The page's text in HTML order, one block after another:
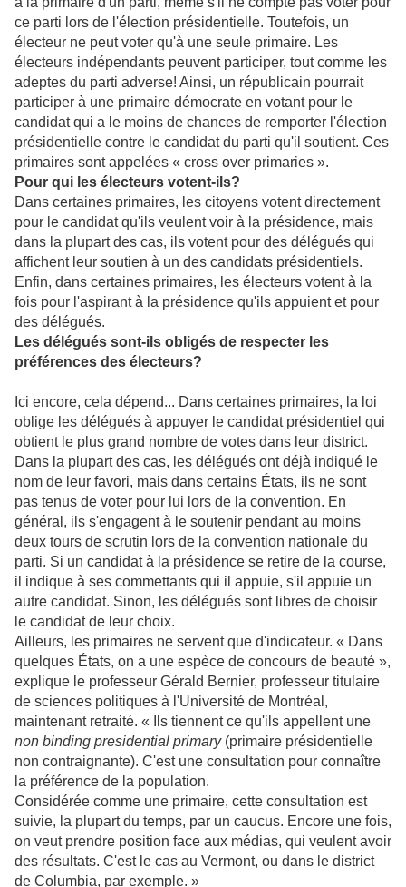
ce parti lors de l'élection présidentielle. Toutefois, un
électeur ne peut voter qu'à une seule primaire. Les
électeurs indépendants peuvent participer, tout comme les
adeptes du parti adverse! Ainsi, un républicain pourrait
participer à une primaire démocrate en votant pour le
candidat qui a le moins de chances de remporter l'élection
présidentielle contre le candidat du parti qu'il soutient. Ces
primaires sont appelées « cross over primaries ».
Pour qui les électeurs votent-ils?
Dans certaines primaires, les citoyens votent directement
pour le candidat qu'ils veulent voir à la présidence, mais
dans la plupart des cas, ils votent pour des délégués qui
affichent leur soutien à un des candidats présidentiels.
Enfin, dans certaines primaires, les électeurs votent à la
fois pour l'aspirant à la présidence qu'ils appuient et pour
des délégués.
Les délégués sont-ils obligés de respecter les
préférences des électeurs?
Ici encore, cela dépend... Dans certaines primaires, la loi
oblige les délégués à appuyer le candidat présidentiel qui
obtient le plus grand nombre de votes dans leur district.
Dans la plupart des cas, les délégués ont déjà indiqué le
nom de leur favori, mais dans certains États, ils ne sont
pas tenus de voter pour lui lors de la convention. En
général, ils s'engagent à le soutenir pendant au moins
deux tours de scrutin lors de la convention nationale du
parti. Si un candidat à la présidence se retire de la course,
il indique à ses commettants qui il appuie, s'il appuie un
autre candidat. Sinon, les délégués sont libres de choisir
le candidat de leur choix.
Ailleurs, les primaires ne servent que d'indicateur. « Dans
quelques États, on a une espèce de concours de beauté »,
explique le professeur Gérald Bernier, professeur titulaire
de sciences politiques à l'Université de Montréal,
maintenant retraité. « Ils tiennent ce qu'ils appellent une
non binding presidential primary(primaire présidentielle
non contraignante). C'est une consultation pour connaître
la préférence de la population.
Considérée comme une primaire, cette consultation est
suivie, la plupart du temps, par un caucus. Encore une fois,
on veut prendre position face aux médias, qui veulent avoir
des résultats. C'est le cas au Vermont, ou dans le district
de Columbia, par exemple. »